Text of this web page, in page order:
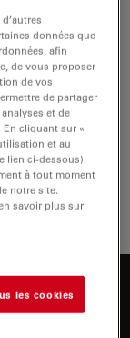
LED de
données que
afin
de vous proposer
de vos
de partager
et de
En cliquant sur «
et au
lien ci-dessous).
à tout moment
notre site.
savoir plus sur
les cookies